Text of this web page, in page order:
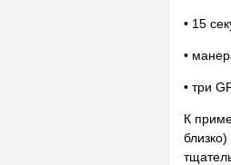
• 15
•
• три
К